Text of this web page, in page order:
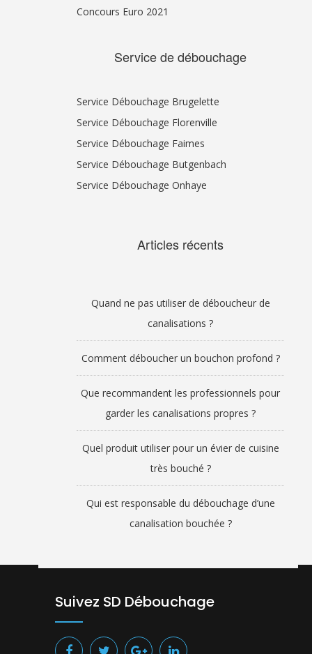
Concours Euro 2021
Service de débouchage
Service Débouchage Brugelette
Service Débouchage Florenville
Service Débouchage Faimes
Service Débouchage Butgenbach
Service Débouchage Onhaye
Articles récents
Quand ne pas utiliser de déboucheur de
canalisations ?
Comment déboucher un bouchon profond ?
Que recommandent les professionnels pour
garder les canalisations propres ?
Quel produit utiliser pour un évier de cuisine
très bouché ?
Qui est responsable du débouchage d’une
canalisation bouchée ?
Suivez SD Débouchage